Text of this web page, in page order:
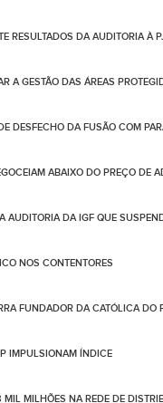
RESULTADOS DA AUDITORIA À
A GESTÃO DAS ÁREAS
DESFECHO DA FUSÃO COM
ABAIXO DO PREÇO DE
AUDITORIA DA IGF QUE
NOS CONTENTORES
FUNDADOR DA CATÓLICA DO
IMPULSIONAM ÍNDICE
MILHÕES NA REDE DE